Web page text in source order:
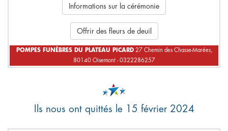
Informations sur la cérémonie
Offrir des fleurs de deuil
POMPES FUNÈBRES DU PLATEAU PICARD27 Chemin des Chasse-Marées,
80140 Oisemont - 0322286257
Ils nous ont quittés le 15 février 2024